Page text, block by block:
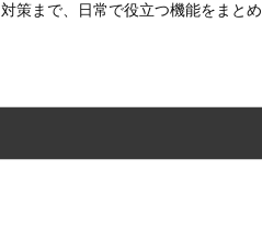
策まで、日常で役立つ機能をまと